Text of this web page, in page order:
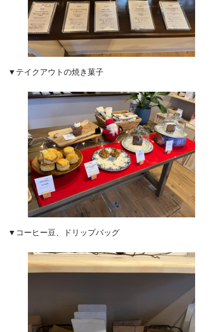
▼テイクアウトの焼き菓子
▼コーヒー豆、ドリップバッグ